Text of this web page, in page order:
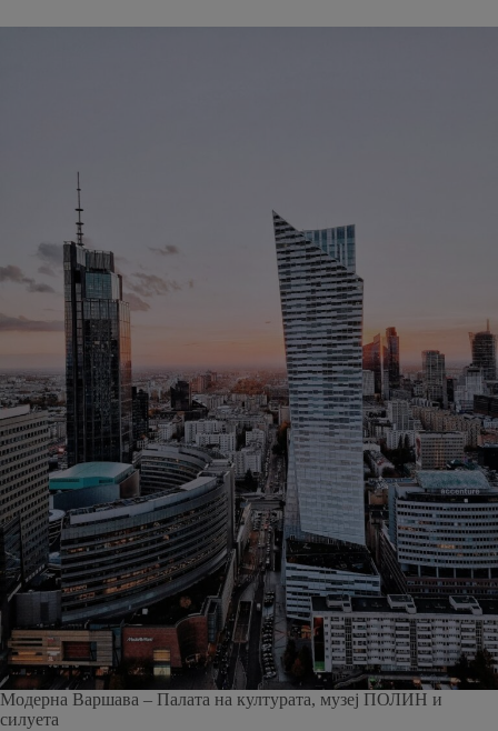
Модерна Варшава – Палата на културата, музеј ПОЛИН и
силуета